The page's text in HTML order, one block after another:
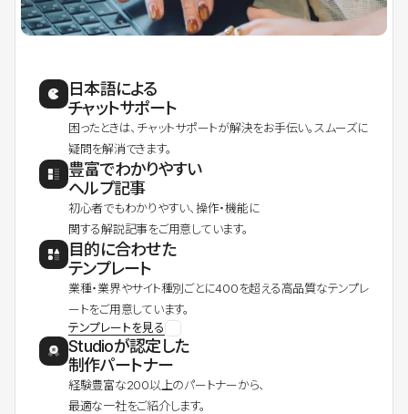
日本語による
チャットサポート
困ったときは、チャットサポートが解決をお手伝い。スムーズに
疑問を解消できます。
豊富でわかりやすい
ヘルプ記事
初心者でもわかりやすい、操作・機能に
関する解説記事をご用意しています。
目的に合わせた
テンプレート
業種・業界やサイト種別ごとに400を超える高品質なテンプレ
ートをご用意しています。
テンプレートを見る
Studioが認定した
制作パートナー
経験豊富な200以上のパートナーから、
最適な一社をご紹介します。